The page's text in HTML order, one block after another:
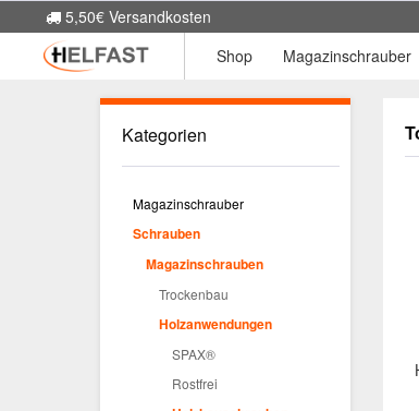
5,50€ Versandkosten
Shop
Magazinschrauber
Kategorien
Magazinschrauber
Schrauben
Magazinschrauben
Trockenbau
Holzanwendungen
SPAX®
Rostfrei